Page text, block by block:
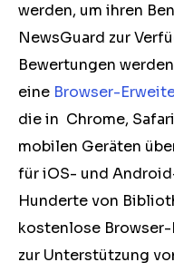
werden, um ihren
NewsGuard zur
Bewertungen
eine Browser-
die in Chrome,
mobilen Geräten
für iOS- und
Hunderte von
kostenlose
zur Unterstützung